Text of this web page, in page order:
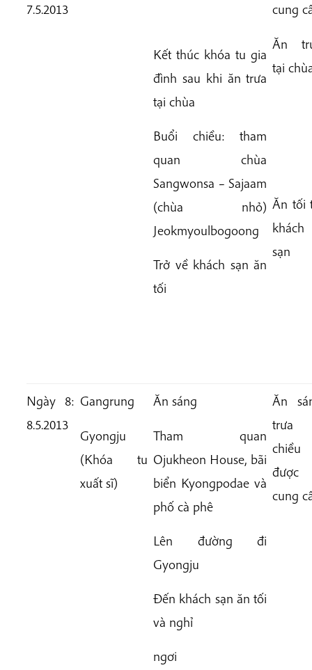
7.5.2013
Kết thúc khóa tu gia
đình sau khi ăn trưa
tại chùa
Buổi chiều: tham
quan chùa
Sangwonsa – Sajaam
(chùa nhỏ)
Jeokmyoulbogoong
Trở về khách sạn ăn
tối
cung
Ăn
tại
Ăn tối
khách
sạn
Ngày 8:
8.5.2013
Gangrung
Gyongju
(Khóa tu
xuất sĩ)
Ăn sáng
Tham quan
Ojukheon House, bãi
biển Kyongpodae và
phố cà phê
Lên đường đi
Gyongju
Đến khách sạn ăn tối
và nghỉ
ngơi
Ăn
trưa
chiều
được
cung